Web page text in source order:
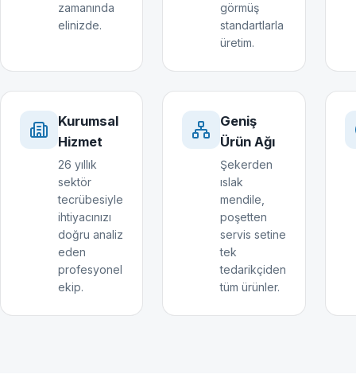
zamanında
elinizde.
görmüş
standartlarla
üretim.
Kurumsal
Hizmet
26 yıllık
sektör
tecrübesiyle
ihtiyacınızı
doğru analiz
eden
profesyonel
ekip.
Geniş
Ürün Ağı
Şekerden
ıslak
mendile,
poşetten
servis setine
tek
tedarikçiden
tüm ürünler.